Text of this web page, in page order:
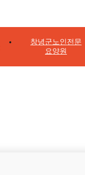
창녕군노인전문
요양원